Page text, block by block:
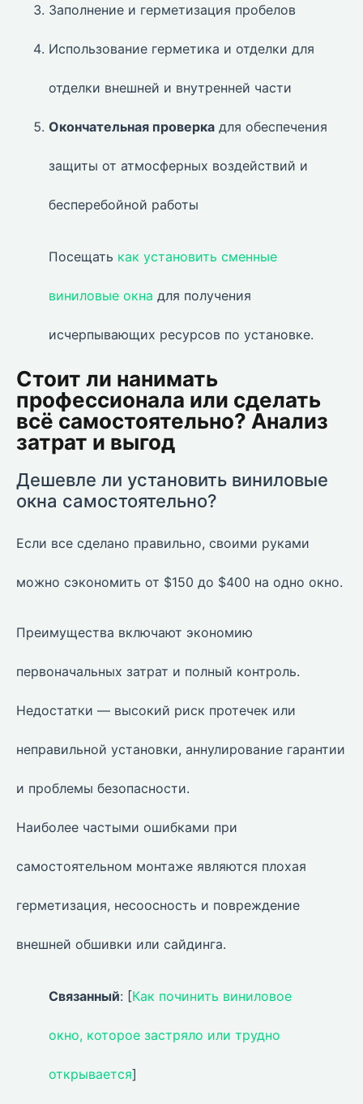
Заполнение и герметизация пробелов
Использование герметика и отделки для
отделки внешней и внутренней части
Окончательная проверка для обеспечения
защиты от атмосферных воздействий и
бесперебойной работы
Посещать как установить сменные
виниловые окна для получения
исчерпывающих ресурсов по установке.
Стоит ли нанимать
профессионала или сделать
всё самостоятельно? Анализ
затрат и выгод
Дешевле ли установить виниловые
окна самостоятельно?
Если все сделано правильно, своими руками
можно сэкономить от $150 до $400 на одно окно.
Преимущества включают экономию
первоначальных затрат и полный контроль.
Недостатки — высокий риск протечек или
неправильной установки, аннулирование гарантии
и проблемы безопасности.
Наиболее частыми ошибками при
самостоятельном монтаже являются плохая
герметизация, несоосность и повреждение
внешней обшивки или сайдинга.
Связанный: [Как починить виниловое
окно, которое застряло или трудно
открывается]